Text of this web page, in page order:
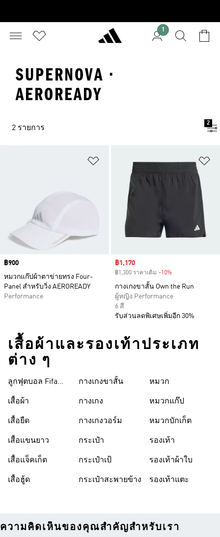
1
SUPERNOVA ·
AEROREADY
2 รายการ
2
Price
฿900
หมวกแก๊ปผ้าตาข่ายทรง Four-
Panel สำหรับวิ่ง AEROREADY
Performance
Sale price
฿1,170
฿1,300 ราคาเดิม -10%
กางเกงขาสั้น Own the Run
ผู้หญิง Performance
6 สี
รับส่วนลดพิเศษเพิ่มอีก 30%
เสื้อผ้าและรองเท้าประเภท
ต่าง ๆ
ลูกฟุตบอล Fifa
เสื้อผ้า
เสื้อยืด
เสื้อแขนยาว
เสื้อแจ็คเก็ต
เสื้อฮู้ด
กางเกงขาสั้น
กางเกง
กางเกงวอร์ม
กระเป๋า
กระเป๋าเป้
กระเป๋าสะพายข้าง
หมวก
หมวกแก๊ป
หมวกบักเก็ต
รองเท้า
รองเท้าผ้าใบ
รองเท้าแตะ
ความคิดเห็นของคุณสำคัญสำหรับเรา